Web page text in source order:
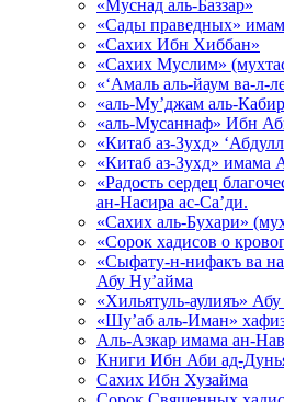
«Муснад аль-Баззар»
«Сады праведных»
«Сахих Ибн Хиббан»
«Сахих Муслим»
«‘Амаль аль-йаум ва-л-
«аль-Му’джам аль-
«аль-Мусаннаф» Ибн
«Китаб аз-Зухд»
«Китаб аз-Зухд» имама
«Радость сердец
ан-Насира ас-Са’ди.
«Сахих аль-Бухари»
«Сорок хадисов о
«Сыфату-н-нифакъ ва
Абу Ну’айма
«Хильятуль-аулияъ»
«Шу’аб аль-Иман»
Аль-Азкар имама ан-
Книги Ибн Аби ад-
Сахих Ибн Хузайма